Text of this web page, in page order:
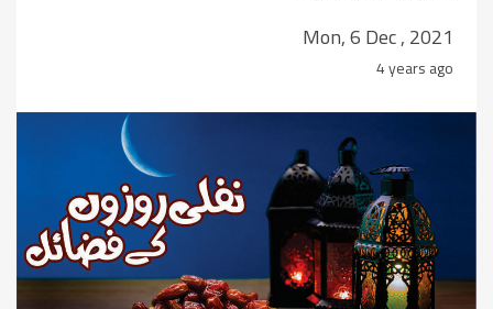
Mon, 6 Dec , 2021
4 years ago